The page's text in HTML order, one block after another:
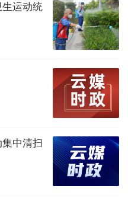
运动统
中清扫